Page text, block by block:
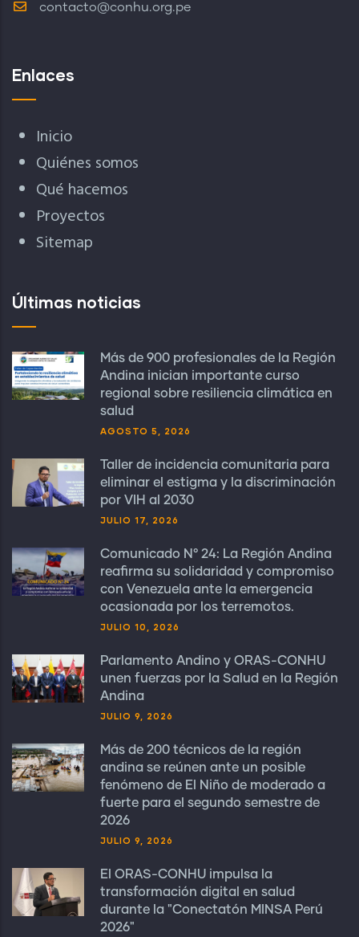
contacto@conhu.org.pe
Enlaces
Inicio
Quiénes somos
Qué hacemos
Proyectos
Sitemap
Últimas noticias
Más de 900 profesionales de la Región
Andina inician importante curso
regional sobre resiliencia climática en
salud
AGOSTO 5, 2026
Taller de incidencia comunitaria para
eliminar el estigma y la discriminación
por VIH al 2030
JULIO 17, 2026
Comunicado N° 24: La Región Andina
reafirma su solidaridad y compromiso
con Venezuela ante la emergencia
ocasionada por los terremotos.
JULIO 10, 2026
Parlamento Andino y ORAS-CONHU
unen fuerzas por la Salud en la Región
Andina
JULIO 9, 2026
Más de 200 técnicos de la región
andina se reúnen ante un posible
fenómeno de El Niño de moderado a
fuerte para el segundo semestre de
2026
JULIO 9, 2026
El ORAS-CONHU impulsa la
transformación digital en salud
durante la "Conectatón MINSA Perú
2026"